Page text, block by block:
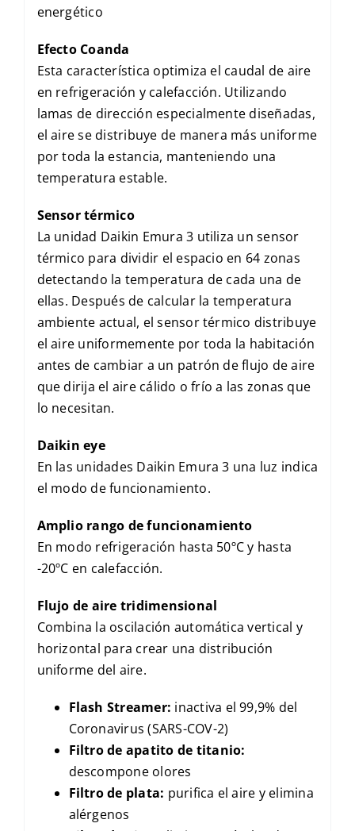
energético
Efecto Coanda
Esta característica optimiza el caudal de aire
en refrigeración y calefacción. Utilizando
lamas de dirección especialmente diseñadas,
el aire se distribuye de manera más uniforme
por toda la estancia, manteniendo una
temperatura estable.
Sensor térmico
La unidad Daikin Emura 3 utiliza un sensor
térmico para dividir el espacio en 64 zonas
detectando la temperatura de cada una de
ellas. Después de calcular la temperatura
ambiente actual, el sensor térmico distribuye
el aire uniformemente por toda la habitación
antes de cambiar a un patrón de flujo de aire
que dirija el aire cálido o frío a las zonas que
lo necesitan.
Daikin eye
En las unidades Daikin Emura 3 una luz indica
el modo de funcionamiento.
Amplio rango de funcionamiento
En modo refrigeración hasta 50ºC y hasta
-20ºC en calefacción.
Flujo de aire tridimensional
Combina la oscilación automática vertical y
horizontal para crear una distribución
uniforme del aire.
Flash Streamer: inactiva el 99,9% del
Coronavirus (SARS-COV-2)
Filtro de apatito de titanio:
descompone olores
Filtro de plata: purifica el aire y elimina
alérgenos